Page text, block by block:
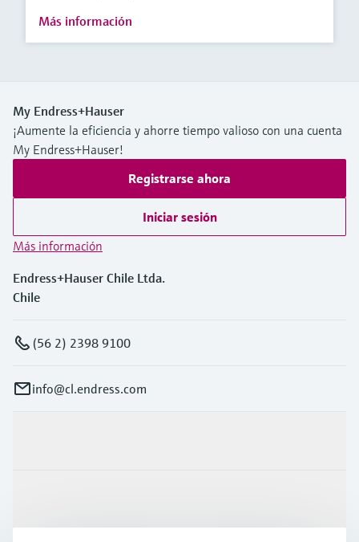
Más información
My Endress+Hauser
¡Aumente la eficiencia y ahorre tiempo valioso con una cuenta
My Endress+Hauser!
Registrarse ahora
Iniciar sesión
Más información
Endress+Hauser Chile Ltda.
Chile
(56 2) 2398 9100
info@cl.endress.com